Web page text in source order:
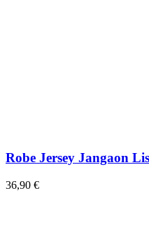
Robe Jersey Jangaon
36,90 €